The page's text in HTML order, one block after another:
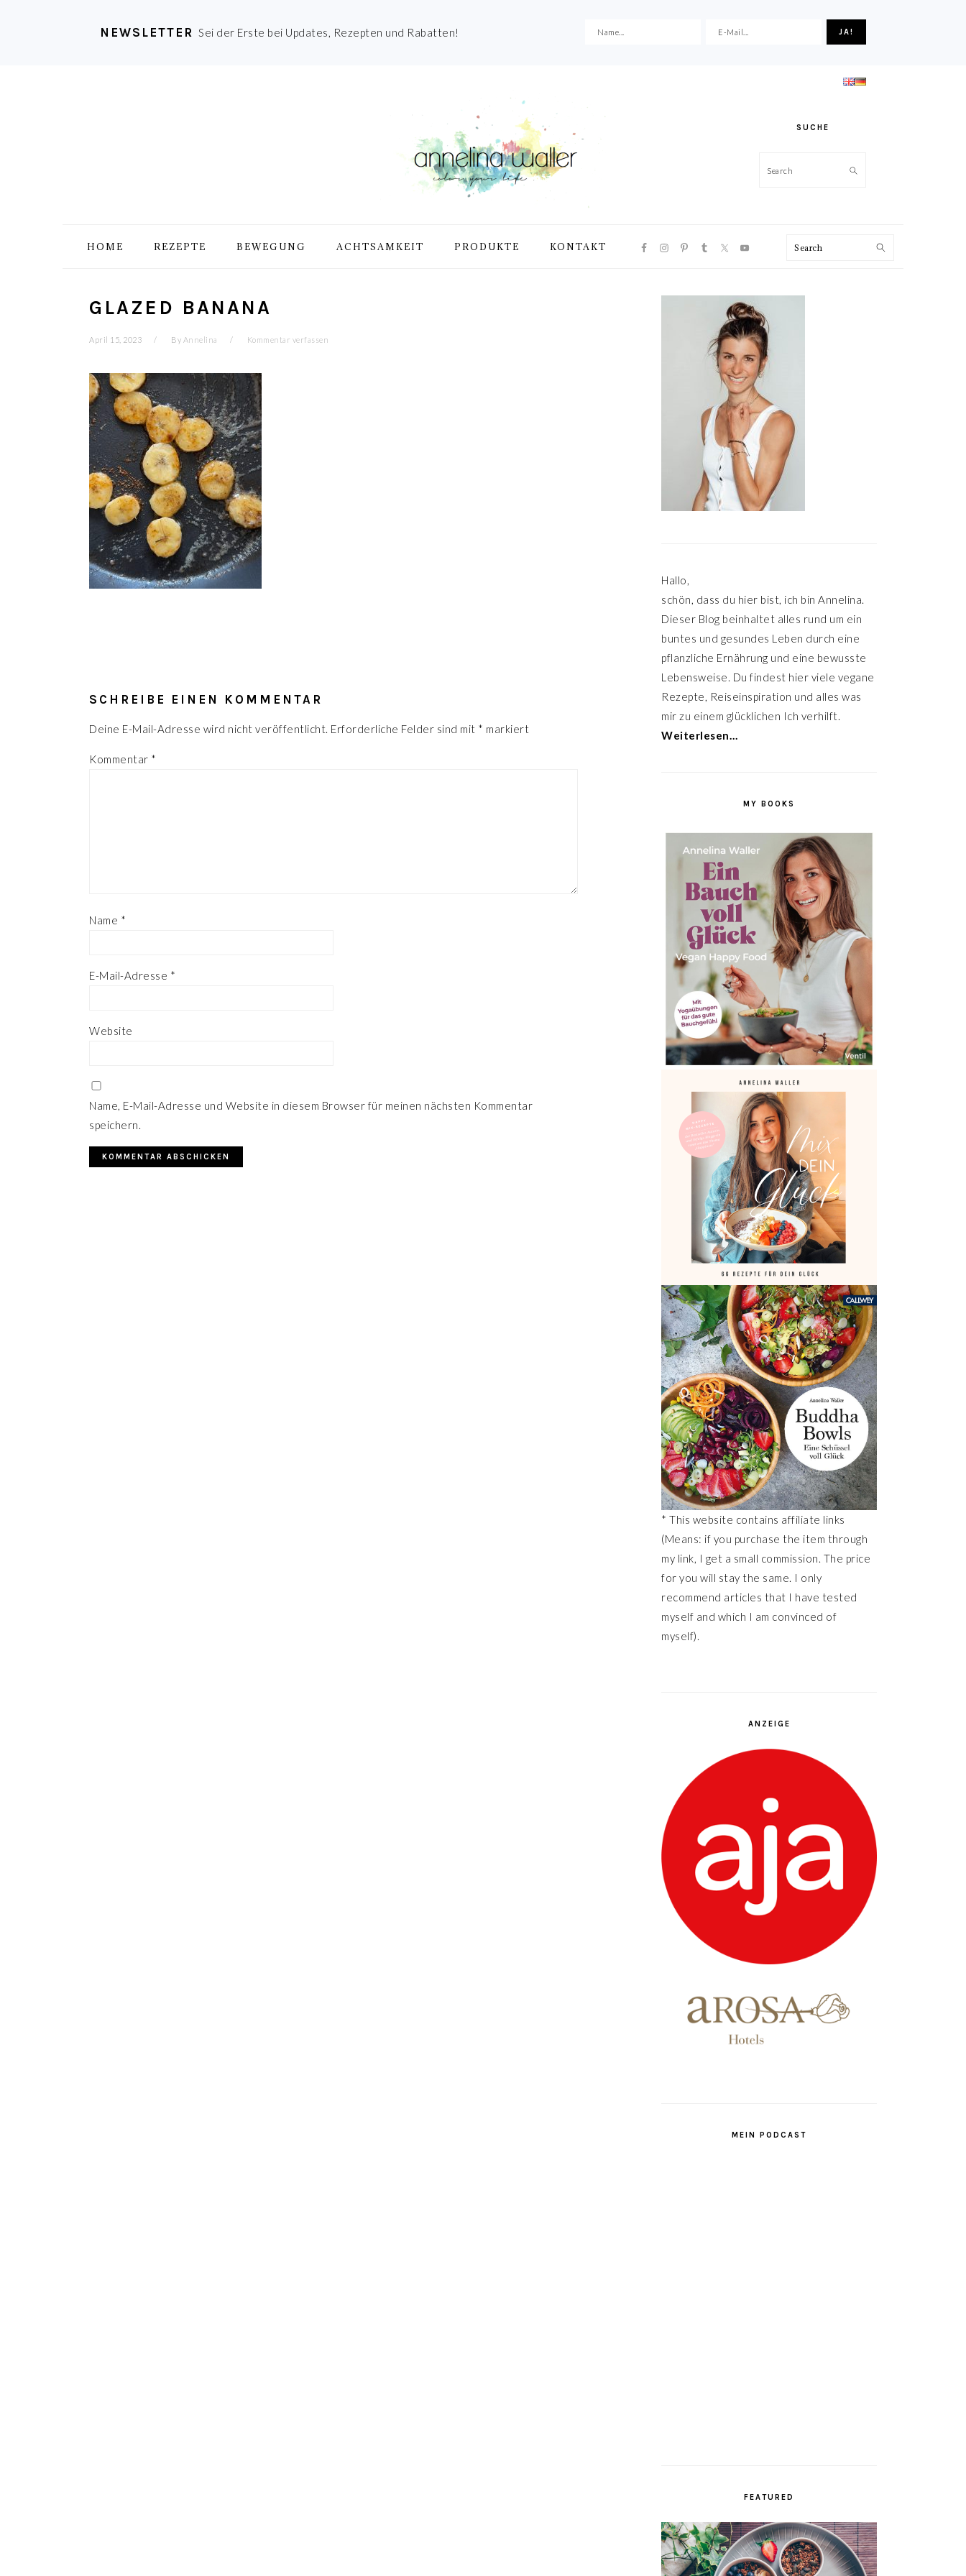
NEWSLETTER Sei der Erste bei Updates, Rezepten und Rabatten!
SUCHE
Search
HOME REZEPTE BEWEGUNG ACHTSAMKEIT PRODUKTE KONTAKT
NAVIGATION
ICONS
Search
GLAZED BANANA
April 15, 2023 By Annelina Kommentar verfassen
SCHREIBE EINEN KOMMENTAR
Deine E-Mail-Adresse wird nicht veröffentlicht. Erforderliche Felder sind mit * markiert
Kommentar *
Name *
E-Mail-Adresse *
Website
Name, E-Mail-Adresse und Website in diesem Browser für meinen nächsten Kommentar
speichern.
SIDEBAR
Hallo,
schön, dass du hier bist, ich bin Annelina.
Dieser Blog beinhaltet alles rund um ein
buntes und gesundes Leben durch eine
pflanzliche Ernährung und eine bewusste
Lebensweise. Du findest hier viele vegane
Rezepte, Reiseinspiration und alles was
mir zu einem glücklichen Ich verhilft.
Weiterlesen…
MY BOOKS
* This website contains affiliate links
(Means: if you purchase the item through
my link, I get a small commission. The price
for you will stay the same. I only
recommend articles that I have tested
myself and which I am convinced of
myself).
ANZEIGE
MEIN PODCAST
FEATURED